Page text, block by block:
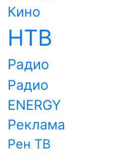
Кино
НТВ
Радио
Радио
ENERGY
Реклама
Рен ТВ